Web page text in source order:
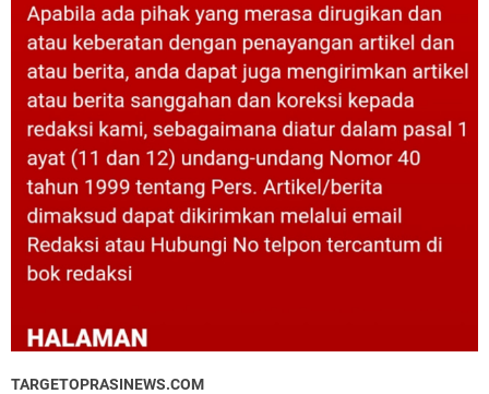
TARGETOPRASINEWS.COM